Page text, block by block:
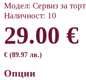
Модел: Сервиз за
Наличност: 10
29.00
€ (89.97 лв.)
Опции